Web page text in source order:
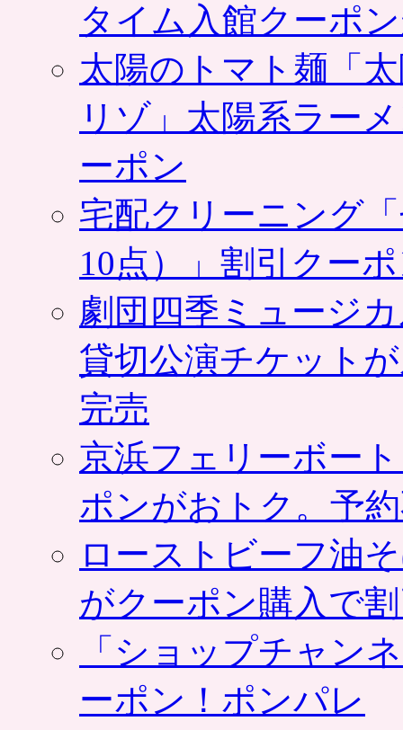
タイム入館クーポ
太陽のトマト麺「
リゾ」太陽系ラー
ーポン
宅配クリーニング
10点）」割引クー
劇団四季ミュージ
貸切公演チケット
完売
京浜フェリーボー
ポンがおトク。予
ローストビーフ油
がクーポン購入で
「ショップチャン
ーポン！ポンパレ